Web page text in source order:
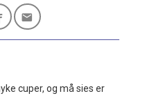
cuper, og må sies er